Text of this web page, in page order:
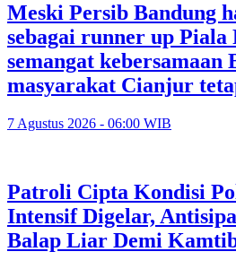
Meski Persib Bandung
sebagai runner up Piala
semangat kebersamaan
masyarakat Cianjur
7 Agustus 2026 - 06:00 WIB
Patroli Cipta Kondisi
Intensif Digelar,
Balap Liar Demi